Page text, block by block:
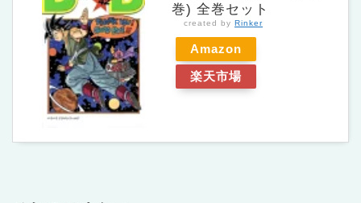
巻) 全巻セット
created by Rinker
Amazon
楽天市場